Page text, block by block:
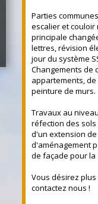
Parties
escalier et
principale
lettres, révision
jour du système
Changements de
appartements,
peinture de murs.
Travaux au
réfection des
d'un extension
d'aménagement
de façade pour
Vous désirez
contactez nous !